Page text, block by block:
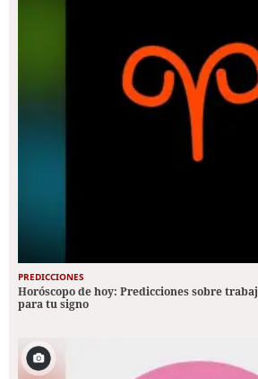
PREDICCIONES
Horóscopo de hoy: Predicciones sobre
para tu signo